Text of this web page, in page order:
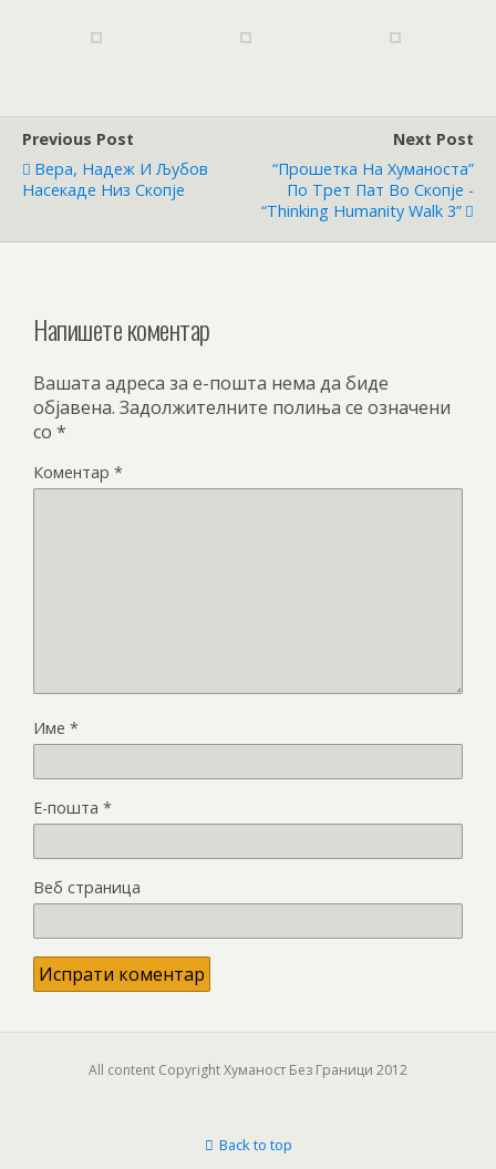
Previous Post
Вера, Надеж И Љубов
Насекаде Низ Скопје
Next Post
“Прошетка На Хуманоста”
По Трет Пат Во Скопје -
“Thinking Humanity Walk 3”
Напишете коментар
Вашата адреса за е-пошта нема да биде
објавена. Задолжителните полиња се означени
со *
Коментар *
Име *
Е-пошта *
Веб страница
All content Copyright Хуманост Без Граници 2012
Back to top